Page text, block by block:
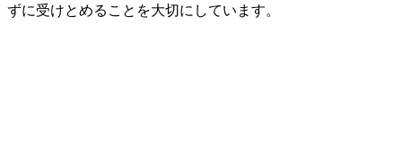
ずに受けとめることを大切にしています。